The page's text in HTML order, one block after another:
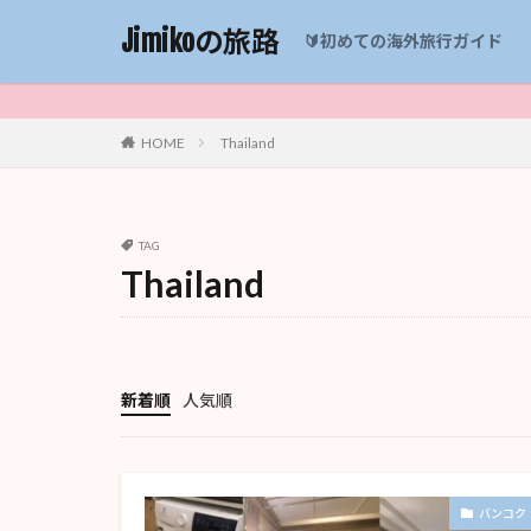
Jimikoの旅路 🔰初めての海外旅行ガイド
HOME Thailand
TAG
Thailand
新着順 人気順
バンコク